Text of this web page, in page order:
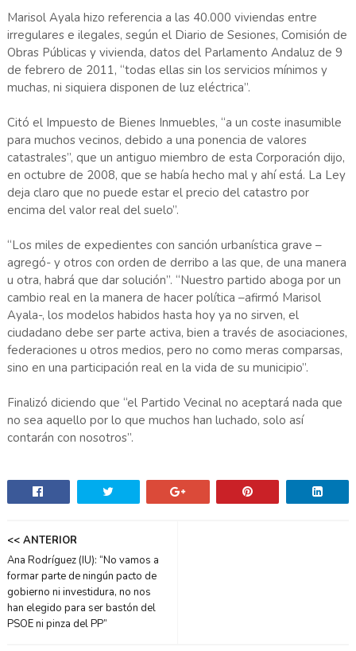
Marisol Ayala hizo referencia a las 40.000 viviendas entre
irregulares e ilegales, según el Diario de Sesiones, Comisión de
Obras Públicas y vivienda, datos del Parlamento Andaluz de 9
de febrero de 2011, “todas ellas sin los servicios mínimos y
muchas, ni siquiera disponen de luz eléctrica”.
Citó el Impuesto de Bienes Inmuebles, “a un coste inasumible
para muchos vecinos, debido a una ponencia de valores
catastrales”, que un antiguo miembro de esta Corporación dijo,
en octubre de 2008, que se había hecho mal y ahí está. La Ley
deja claro que no puede estar el precio del catastro por
encima del valor real del suelo”.
“Los miles de expedientes con sanción urbanística grave –
agregó- y otros con orden de derribo a las que, de una manera
u otra, habrá que dar solución”. “Nuestro partido aboga por un
cambio real en la manera de hacer política –afirmó Marisol
Ayala-, los modelos habidos hasta hoy ya no sirven, el
ciudadano debe ser parte activa, bien a través de asociaciones,
federaciones u otros medios, pero no como meras comparsas,
sino en una participación real en la vida de su municipio”.
Finalizó diciendo que “el Partido Vecinal no aceptará nada que
no sea aquello por lo que muchos han luchado, solo así
contarán con nosotros”.
<< ANTERIOR
Ana Rodríguez (IU): “No vamos a
formar parte de ningún pacto de
gobierno ni investidura, no nos
han elegido para ser bastón del
PSOE ni pinza del PP”